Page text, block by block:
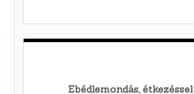
Ebédlemondás, étkezéssel